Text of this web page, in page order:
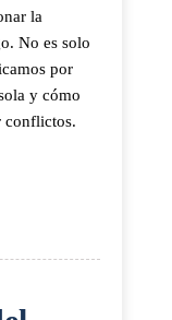
la
No es solo
por
y cómo
conflictos.